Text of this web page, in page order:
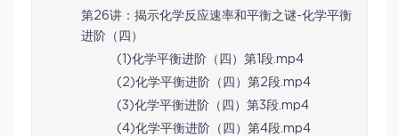
第26讲：揭示化学反应速率和平衡之谜-化学平衡
进阶（四）
(1)化学平衡进阶（四）第1段.mp4
(2)化学平衡进阶（四）第2段.mp4
(3)化学平衡进阶（四）第3段.mp4
(4)化学平衡进阶（四）第4段.mp4